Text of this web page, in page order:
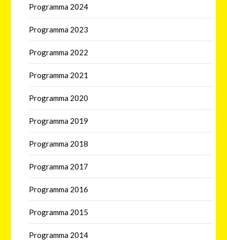
Programma 2024
Programma 2023
Programma 2022
Programma 2021
Programma 2020
Programma 2019
Programma 2018
Programma 2017
Programma 2016
Programma 2015
Programma 2014